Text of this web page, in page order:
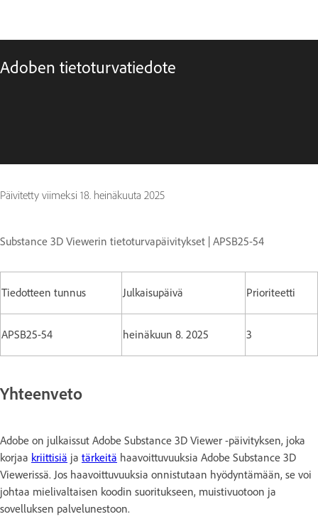
Adoben tietoturvatiedote
Päivitetty viimeksi 18. heinäkuuta 2025
Substance 3D Viewerin tietoturvapäivitykset | APSB25-54
Tiedotteen tunnus Julkaisupäivä Prioriteetti
APSB25-54 heinäkuun 8. 2025 3
Yhteenveto
Adobe on julkaissut Adobe Substance 3D Viewer -päivityksen, joka
korjaa kriittisiä ja tärkeitä haavoittuvuuksia Adobe Substance 3D
Viewerissä. Jos haavoittuvuuksia onnistutaan hyödyntämään, se voi
johtaa mielivaltaisen koodin suoritukseen, muistivuotoon ja
sovelluksen palvelunestoon.